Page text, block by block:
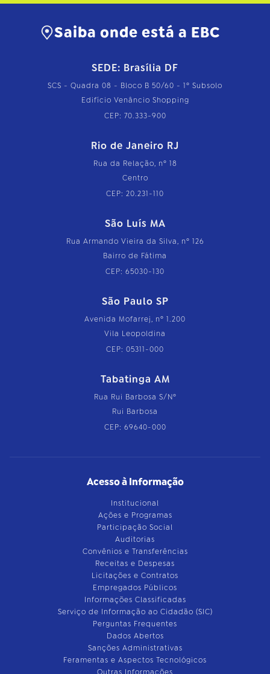
Saiba onde está a EBC
SEDE: Brasília DF
SCS - Quadra 08 - Bloco B 50/60 - 1º Subsolo
Edifício Venâncio Shopping
CEP: 70.333-900
Rio de Janeiro RJ
Rua da Relação, nº 18
Centro
CEP: 20.231-110
São Luís MA
Rua Armando Vieira da Silva, nº 126
Bairro de Fátima
CEP: 65030-130
São Paulo SP
Avenida Mofarrej, nº 1.200
Vila Leopoldina
CEP: 05311-000
Tabatinga AM
Rua Rui Barbosa S/Nº
Rui Barbosa
CEP: 69640-000
Acesso à Informação
Institucional
Ações e Programas
Participação Social
Auditorias
Convênios e Transferências
Receitas e Despesas
Licitações e Contratos
Empregados Públicos
Informações Classificadas
Serviço de Informação ao Cidadão (SIC)
Perguntas Frequentes
Dados Abertos
Sanções Administrativas
Feramentas e Aspectos Tecnológicos